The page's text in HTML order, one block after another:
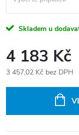
Skladem u
4 183 Kč
3 457,02 Kč bez DPH